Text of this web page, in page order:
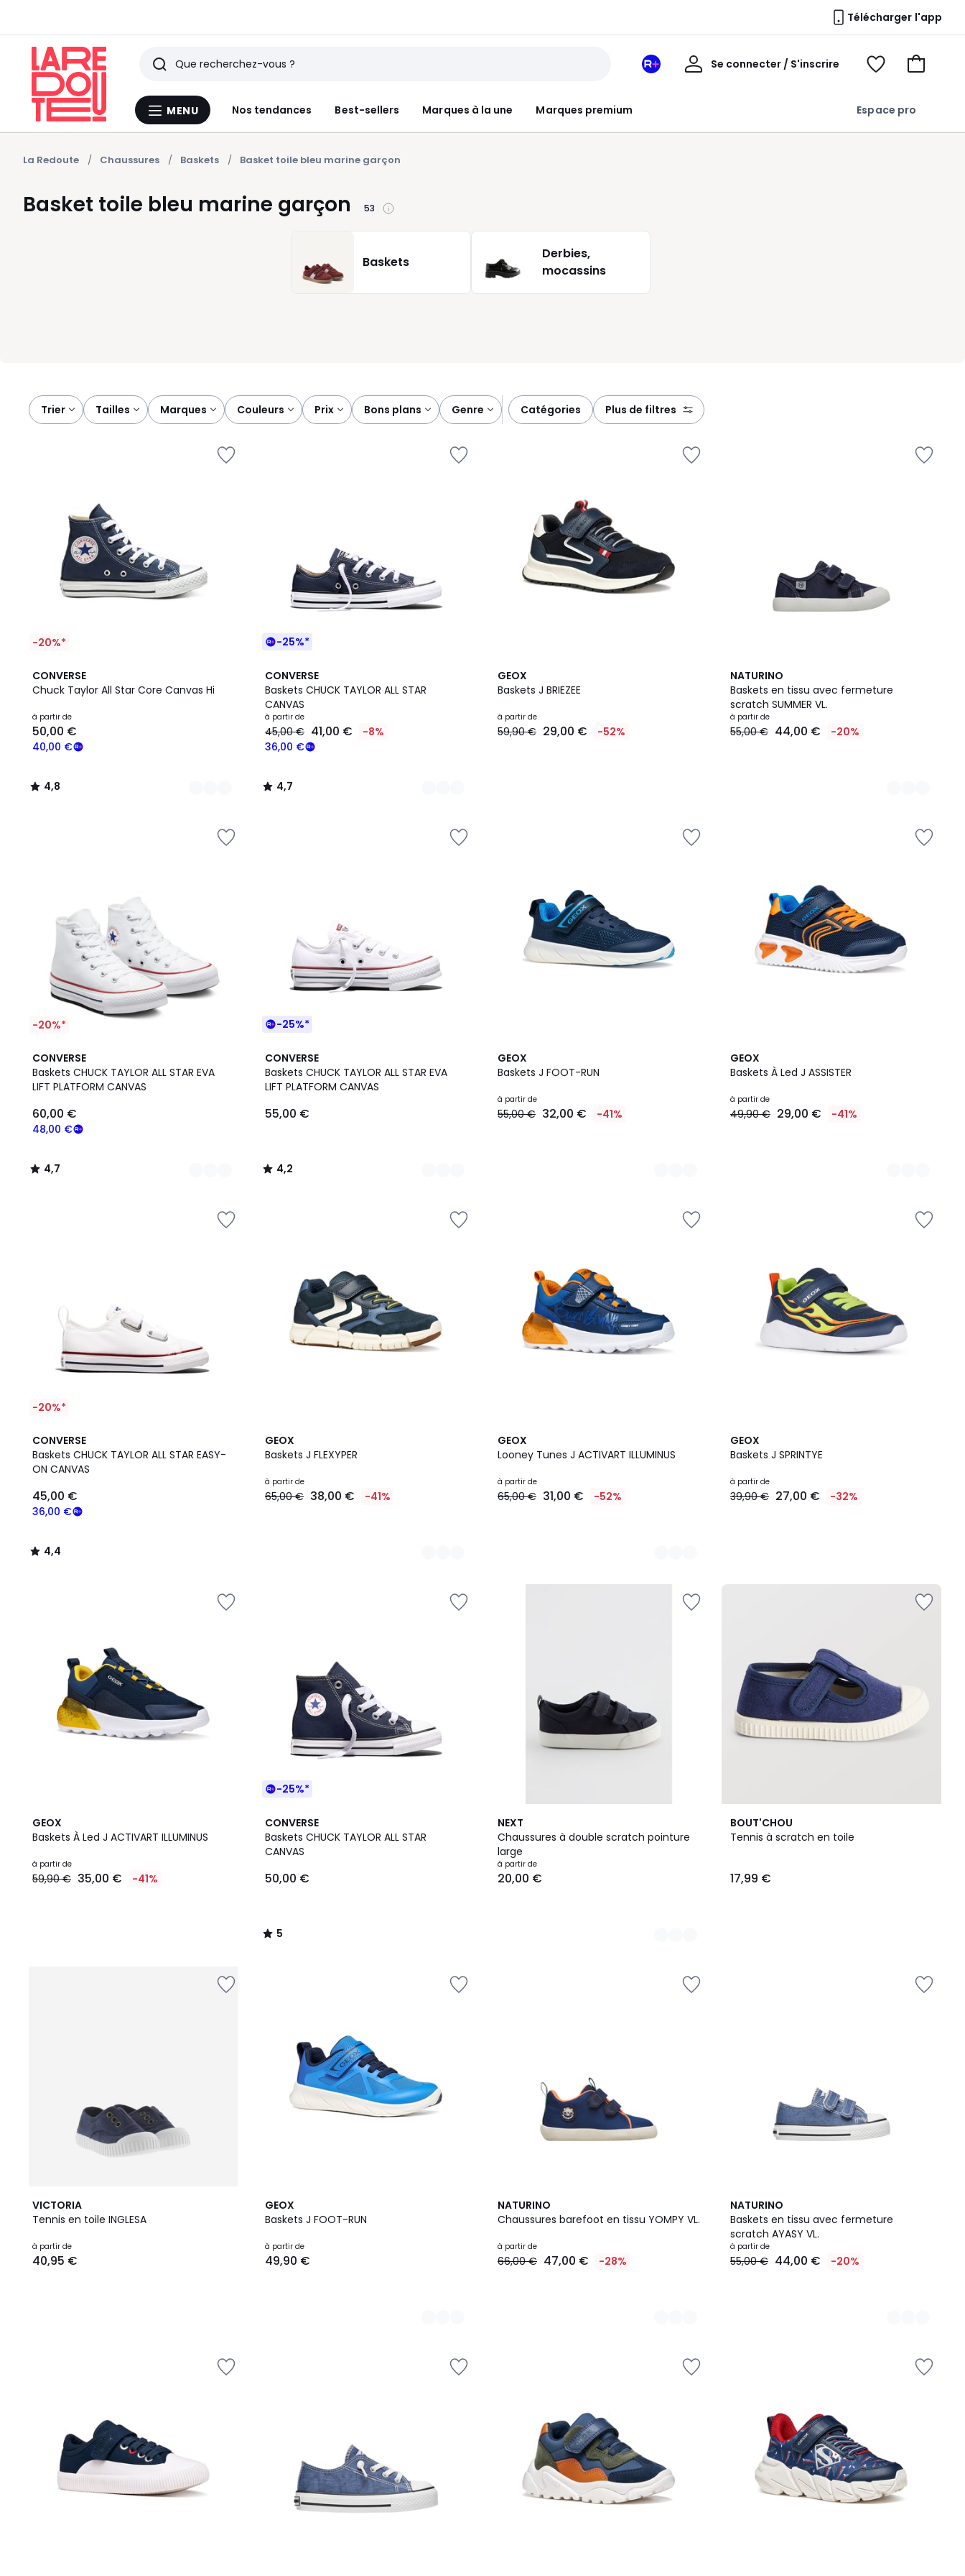
Télécharger l'app
Menu
MENU Nos tendances Best-sellers Marques à la une Marques premium Espace pro
Rechercher
Derniers
articles
vus
Mon
Se connecter / S'inscrire
Mon
Voir
Voir
La Redoute Chaussures Baskets Basket toile bleu marine garçon
Basket toile bleu marine garçon 53
Baskets
Derbies,
mocassins
Trier tailles marques couleurs prix bons plans genre catégories plus de filtres
-20%*
CONVERSE
Chuck Taylor All Star Core Canvas Hi
Prix
à
partir
€
place
à partir de
40,00 €
50,00 €
4,8
/ 5
6
Couleurs
4,8
/
-25%*
CONVERSE
Baskets CHUCK TAYLOR ALL STAR
CANVAS
à partir de
36,00 €
45,00 € 41,00 € -8%
4,7
/ 5
6
Couleurs
4,7
/
GEOX
Baskets J BRIEZEE
à partir de
59,90 € 29,00 € -52%
NATURINO
Baskets en tissu avec fermeture
scratch SUMMER VL.
à partir de
55,00 € 44,00 € -20%
8
Couleurs
-20%*
CONVERSE
Baskets CHUCK TAYLOR ALL STAR EVA
LIFT PLATFORM CANVAS
48,00 €
60,00 €
4,7
/ 5
2
Couleurs
4,7
/
-25%*
CONVERSE
Baskets CHUCK TAYLOR ALL STAR EVA
LIFT PLATFORM CANVAS
55,00 €
4,2
/ 5
2
Couleurs
4,2
/
GEOX
Baskets J FOOT-RUN
à partir de
55,00 € 32,00 € -41%
3
Couleurs
GEOX
Baskets À Led J ASSISTER
à partir de
49,90 € 29,00 € -41%
2
Couleurs
-20%*
CONVERSE
Baskets CHUCK TAYLOR ALL STAR EASY-
ON CANVAS
36,00 €
45,00 €
4,4
/ 5
4,4
/
GEOX
Baskets J FLEXYPER
à partir de
65,00 € 38,00 € -41%
2
Couleurs
GEOX
Looney Tunes J ACTIVART ILLUMINUS
à partir de
65,00 € 31,00 € -52%
2
Couleurs
GEOX
Baskets J SPRINTYE
à partir de
39,90 € 27,00 € -32%
GEOX
Baskets À Led J ACTIVART ILLUMINUS
à partir de
59,90 € 35,00 € -41%
-25%*
CONVERSE
Baskets CHUCK TAYLOR ALL STAR
CANVAS
50,00 €
5
/
5
5
/
NEXT
Chaussures à double scratch pointure
large
à partir de
20,00 €
3
Couleurs
BOUT'CHOU
Tennis à scratch en toile
17,99 €
VICTORIA
Tennis en toile INGLESA
à partir de
40,95 €
GEOX
Baskets J FOOT-RUN
à partir de
49,90 €
3
Couleurs
NATURINO
Chaussures barefoot en tissu YOMPY VL.
à partir de
66,00 € 47,00 € -28%
2
Couleurs
NATURINO
Baskets en tissu avec fermeture
scratch AYASY VL.
à partir de
55,00 € 44,00 € -20%
2
Couleurs